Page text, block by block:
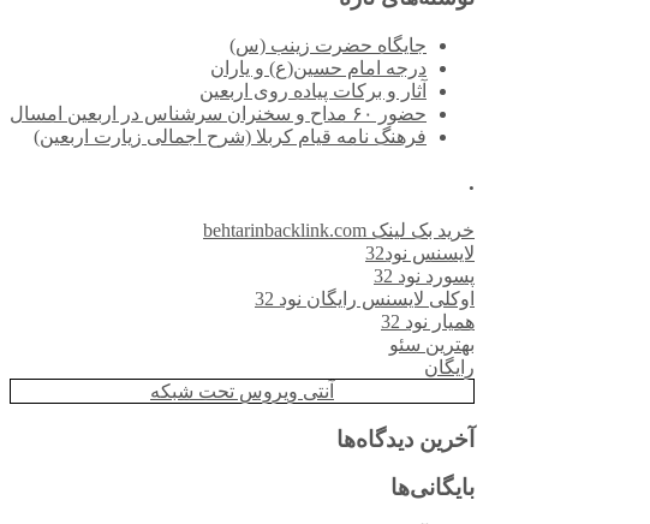
جایگاه حضرت زینب (س)
درجه امام حسین(ع) و یاران
آثار و برکات پیاده روی اربعین
حضور ۶۰ مداح و سخنران سرشناس در اربعین امسال
فرهنگ نامه قیام کربلا (شرح اجمالی زیارت اربعین)
.
خرید بک لینک behtarinbacklink.com
لایسنس نود32
پسورد نود 32
اوکلی لایسنس رایگان نود 32
همیار نود 32
بهترین سئو
رایگان
آنتی ویروس تحت شبکه
آخرین دیدگاه‌ها
بایگانی‌ها